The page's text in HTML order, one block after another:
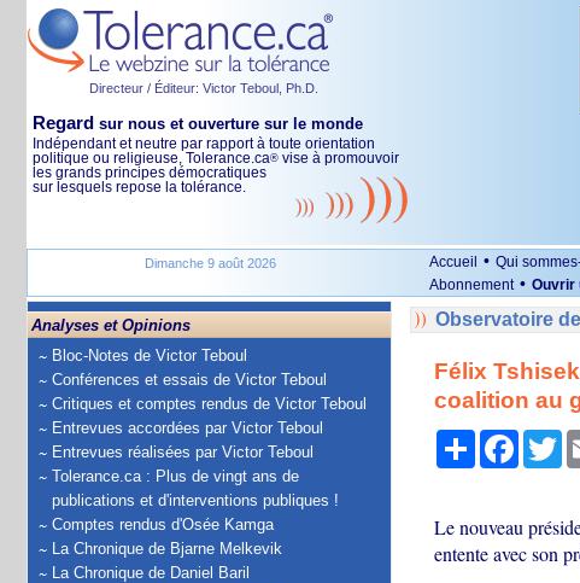
Directeur / Éditeur: Victor Teboul, Ph.D.
Regard sur nous et ouverture sur le monde
Indépendant et neutre par rapport à toute orientation
politique ou religieuse, Tolerance.ca® vise à promouvoir
les grands principes démocratiques
sur lesquels repose la tolérance.
Dimanche 9 août 2026 Accueil • Qui
Abonnement • Ouvrir
Analyses et Opinions
Bloc-Notes de Victor Teboul
Conférences et essais de Victor Teboul
Critiques et comptes rendus de Victor Teboul
Entrevues accordées par Victor Teboul
Entrevues réalisées par Victor Teboul
Tolerance.ca : Plus de vingt ans de
publications et d'interventions publiques !
Comptes rendus d'Osée Kamga
La Chronique de Bjarne Melkevik
La Chronique de Daniel Baril
Observatoire
Félix
coalition au
Partager
Le nouveau
entente avec son